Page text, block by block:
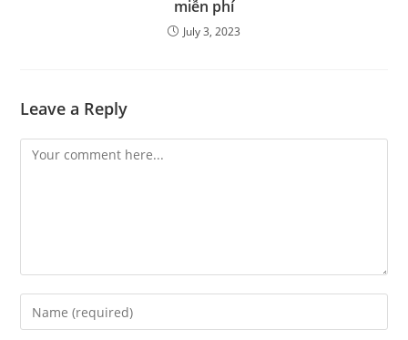
miễn phí
July 3, 2023
Leave a Reply
Comment
Enter
your